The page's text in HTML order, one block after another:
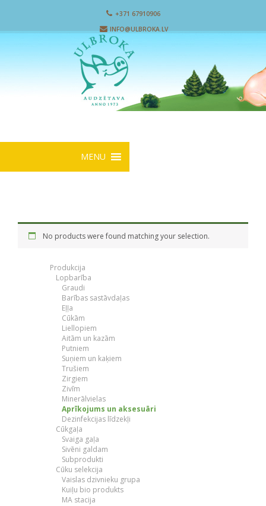
+371 67910906
INFO@ULBROKA.LV
MENU
No products were found matching your selection.
Produkcija
Lopbarība
Graudi
Barības sastāvdaļas
Eļļa
Cūkām
Liellopiem
Aitām un kazām
Putniem
Suņiem un kaķiem
Trušiem
Zirgiem
Zivīm
Minerālvielas
Aprīkojums un aksesuāri
Dezinfekcijas līdzekļi
Cūkgaļa
Svaiga gaļa
Sivēni galdam
Subprodukti
Cūku selekcija
Vaislas dzivnieku grupa
Kuiļu bio produkts
MA stacija